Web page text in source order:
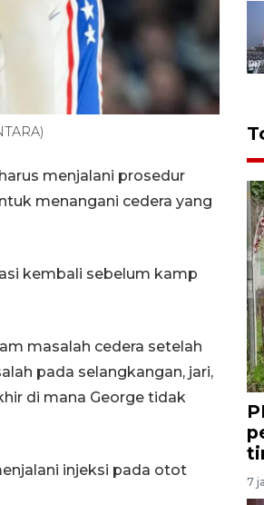
menjalani prosedur
menangani cedera yang
kembali sebelum kamp
masalah cedera setelah
pada selangkangan, jari,
di mana George tidak
injeksi pada otot
7